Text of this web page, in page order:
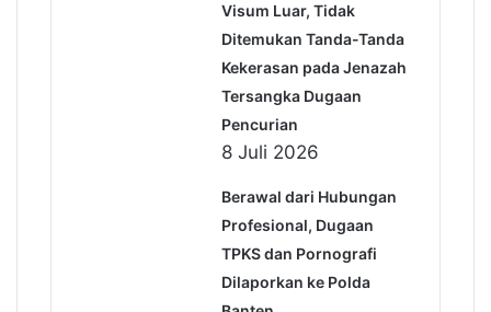
Visum Luar, Tidak
Ditemukan Tanda-Tanda
Kekerasan pada Jenazah
Tersangka Dugaan
Pencurian
8 Juli 2026
Berawal dari Hubungan
Profesional, Dugaan
TPKS dan Pornografi
Dilaporkan ke Polda